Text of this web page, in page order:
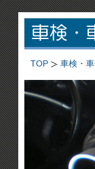
TOP 車検・